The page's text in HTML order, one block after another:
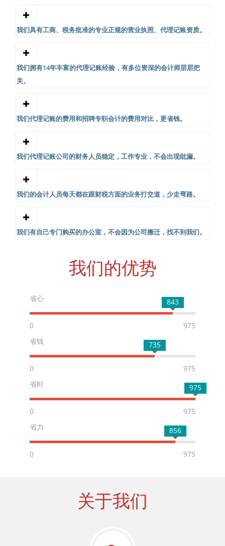
我们具有工商、税务批准的专业正规的营业执照、代理记账资质。
我们拥有14年丰富的代理记账经验，有多位资深的会计师层层把
关。
我们代理记账的费用和招聘专职会计的费用对比，更省钱。
我们代理记账公司的财务人员稳定，工作专业，不会出现纰漏。
我们的会计人员每天都在跟财税方面的业务打交道，少走弯路。
我们有自己专门购买的办公室，不会因为公司搬迁，找不到我们。
我们的优势
省心 843
0
975
省钱
735
0
975
省时
975
0
975
省力
856
0 975
关于我们